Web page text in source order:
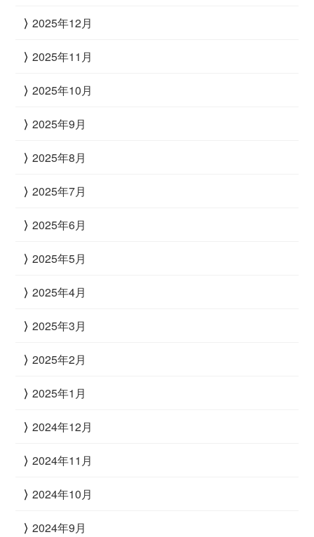
2025年12月
2025年11月
2025年10月
2025年9月
2025年8月
2025年7月
2025年6月
2025年5月
2025年4月
2025年3月
2025年2月
2025年1月
2024年12月
2024年11月
2024年10月
2024年9月